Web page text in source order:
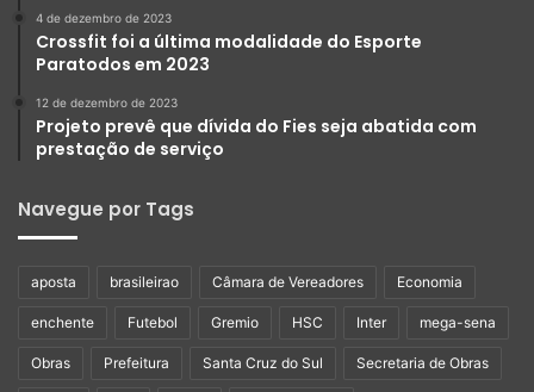
4 de dezembro de 2023
Crossfit foi a última modalidade do Esporte
Paratodos em 2023
12 de dezembro de 2023
Projeto prevê que dívida do Fies seja abatida com
prestação de serviço
Navegue por Tags
aposta brasileirao Câmara de Vereadores Economia
enchente Futebol Gremio HSC Inter mega-sena
Obras Prefeitura Santa Cruz do Sul Secretaria de Obras